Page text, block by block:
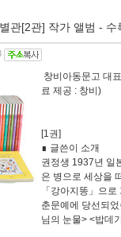
관[2관] 작가 앨범 - 수
창비아동문고 대
료 제공 : 창비)
[1권]
∎ 글쓴이 소개
권정생 1937년 일
은 병으로 세상을
「강아지똥」으
춘문예에 당선되
님의 눈물> <밥데